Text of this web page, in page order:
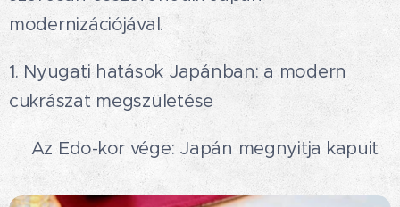
modernizációjával.
1. Nyugati hatások Japánban: a modern
cukrászat megszületése
📜Az Edo-kor vége: Japán megnyitja kapuit